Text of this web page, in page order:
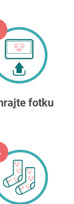
fotku